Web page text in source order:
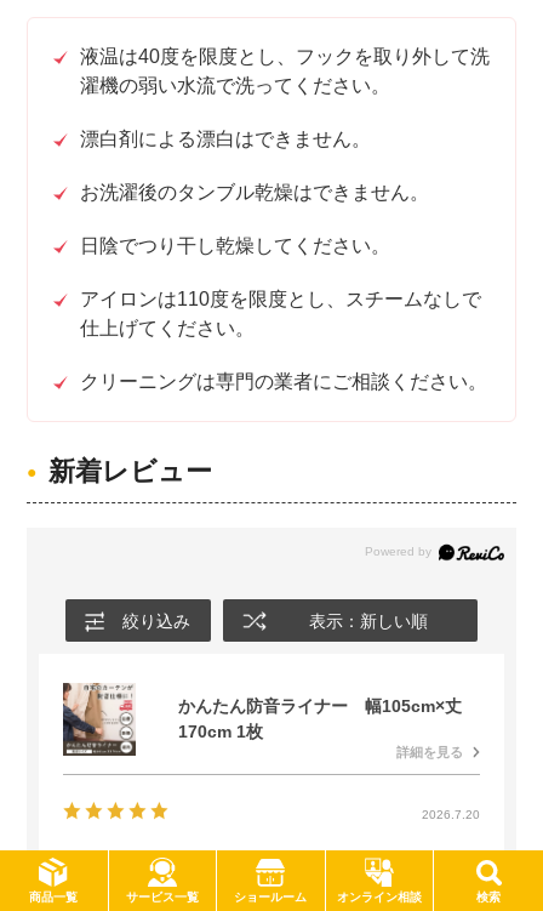
商品一覧 サービス一覧 ショールーム オンライン相談 検索
液温は40度を限度とし、フックを取り外して洗
濯機の弱い水流で洗ってください。
漂白剤による漂白はできません。
お洗濯後のタンブル乾燥はできません。
日陰でつり干し乾燥してください。
アイロンは110度を限度とし、スチームなしで
仕上げてください。
クリーニングは専門の業者にご相談ください。
新着レビュー
絞り込み 表示：新しい順
かんたん防音ライナー 幅105cm×丈
170cm 1枚
詳細を見る
2026.7.20
効果ありでした
対策場所 :窓 防音効果 :まあまあ効果を感じた